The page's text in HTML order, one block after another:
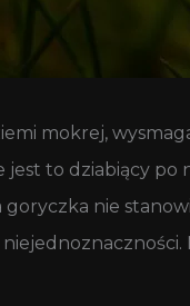
mokrej,
to dziabiący po
goryczka nie